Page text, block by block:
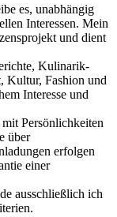
es, unabhängig
Interessen. Mein
und dient
Kulinarik-
Kultur, Fashion und
Interesse und
Persönlichkeiten
über
erfolgen
einer
ausschließlich ich